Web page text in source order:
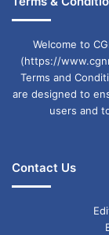
Welcome to
(https://
Terms and
are designed to
users and
Contact Us